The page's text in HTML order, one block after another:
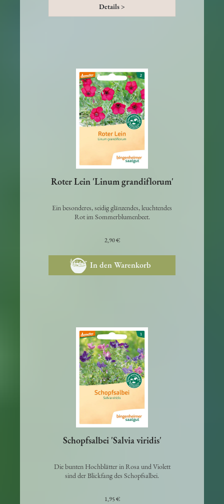
Ein besonderes, seidig glänzendes, leuchtendes
2,90 €
In den Warenkorb
Die bunten Hochblätter in Rosa und Violett